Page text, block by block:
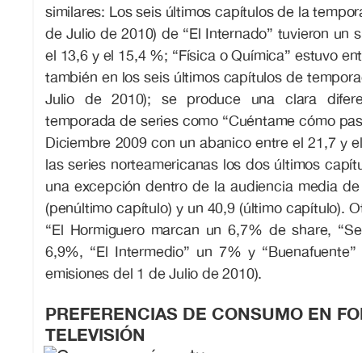
similares: Los seis últimos capítulos de la
de Julio de 2010) de “El Internado” tuvieron un
el 13,6 y el 15,4 %; “Física o Química” estuvo
también en los seis últimos capítulos de
Julio de 2010); se produce una clara
temporada de series como “Cuéntame cómo
Diciembre 2009 con un abanico entre el 21,7 y
las series norteamericanas los dos últimos
una excepción dentro de la audiencia media
(penúltimo capítulo) y un 40,9 (último capítulo).
“El Hormiguero marcan un 6,7% de share,
6,9%, “El Intermedio” un 7% y
emisiones del 1 de Julio de 2010).
PREFERENCIAS DE CONSUMO EN
TELEVISIÓN